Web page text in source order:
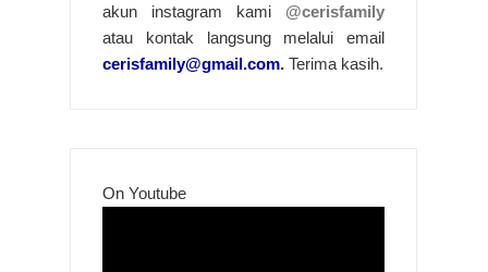
akun instagram kami @cerisfamily
atau kontak langsung melalui email
cerisfamily@gmail.com. Terima kasih.
On Youtube